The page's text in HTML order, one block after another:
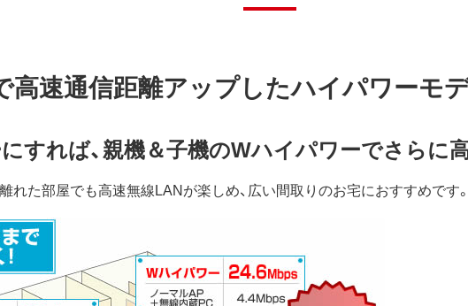
高速通信距離アップしたハイパワーモデ
すれば、親機＆子機のWハイパワーでさらに高
れた部屋でも高速無線LANが楽しめ、広い間取りのお宅におすすめです